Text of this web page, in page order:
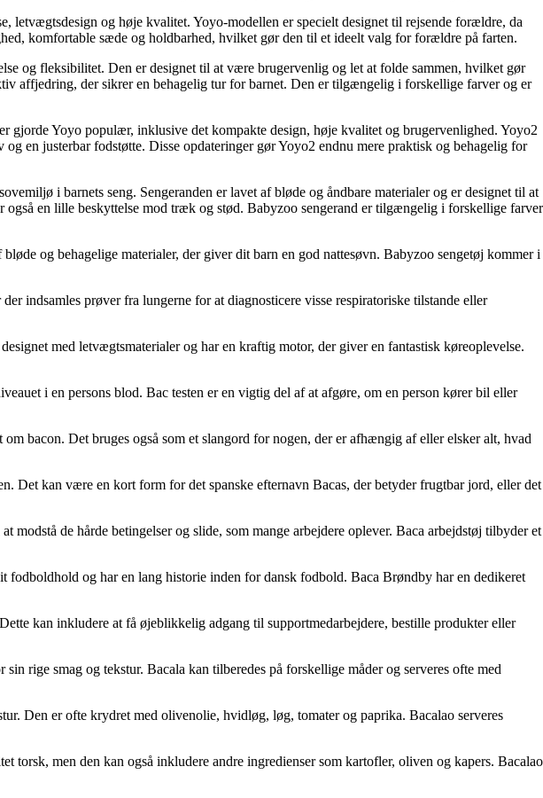
og høje kvalitet. Yoyo-modellen er specielt designet til rejsende forældre, da
komfortable sæde og holdbarhed, hvilket gør den til et ideelt valg for forældre på farten.
og fleksibilitet. Den er designet til at være brugervenlig og let at folde sammen, hvilket gør
affjedring, der sikrer en behagelig tur for barnet. Den er tilgængelig i forskellige farver og er
gjorde Yoyo populær, inklusive det kompakte design, høje kvalitet og brugervenlighed. Yoyo2
en justerbar fodstøtte. Disse opdateringer gør Yoyo2 endnu mere praktisk og behagelig for
i barnets seng. Sengeranden er lavet af bløde og åndbare materialer og er designet til at
en lille beskyttelse mod træk og stød. Babyzoo sengerand er tilgængelig i forskellige farver
og behagelige materialer, der giver dit barn en god nattesøvn. Babyzoo sengetøj kommer i
indsamles prøver fra lungerne for at diagnosticere visse respiratoriske tilstande eller
med letvægtsmaterialer og har en kraftig motor, der giver en fantastisk køreoplevelse.
i en persons blod. Bac testen er en vigtig del af at afgøre, om en person kører bil eller
bacon. Det bruges også som et slangord for nogen, der er afhængig af eller elsker alt, hvad
Det kan være en kort form for det spanske efternavn Bacas, der betyder frugtbar jord, eller det
de hårde betingelser og slide, som mange arbejdere oplever. Baca arbejdstøj tilbyder et
og har en lang historie inden for dansk fodbold. Baca Brøndby har en dedikeret
kan inkludere at få øjeblikkelig adgang til supportmedarbejdere, bestille produkter eller
rige smag og tekstur. Bacala kan tilberedes på forskellige måder og serveres ofte med
Den er ofte krydret med olivenolie, hvidløg, løg, tomater og paprika. Bacalao serveres
torsk, men den kan også inkludere andre ingredienser som kartofler, oliven og kapers. Bacalao